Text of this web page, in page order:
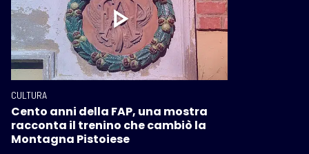
CULTURA
Cento anni della FAP, una mostra
racconta il trenino che cambiò la
Montagna Pistoiese